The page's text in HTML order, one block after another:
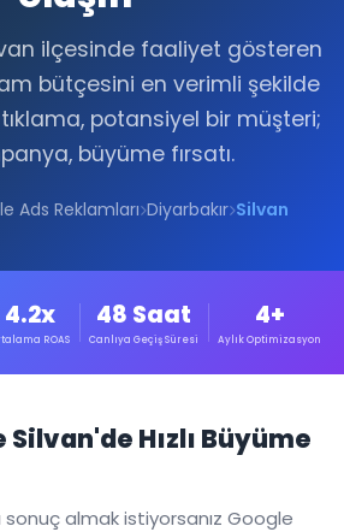
ilçesinde faaliyet gösteren
bütçesini en verimli şekilde
tıklama, potansiyel bir müşteri;
büyüme fırsatı.
Ads Reklamları Diyarbakır Silvan
4.2x
ROAS
48 Saat
Canlıya Geçiş Süresi
4+
Aylık Optimizasyon
Hızlı Büyüme
sonuç almak istiyorsanız Google